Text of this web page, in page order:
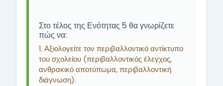
Στο τέλος της Ενότητας 5 θα γνωρίζετε
πώς να:
1. Αξιολογείτε τον περιβαλλοντικό αντίκτυπο
του σχολείου (περιβαλλοντικός έλεγχος,
ανθρακικό αποτύπωμα, περιβαλλοντική
διάγνωση).